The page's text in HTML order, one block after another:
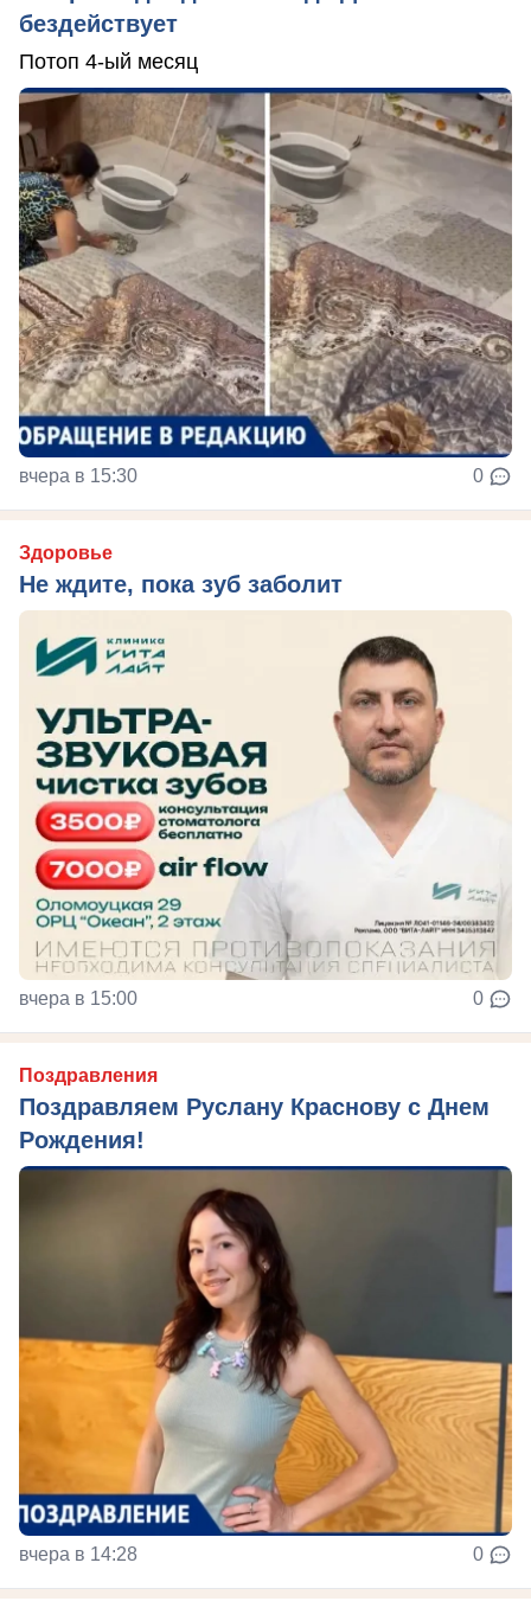
бездействует
Потоп 4-ый месяц
вчера в 15:30 0
Здоровье
Не ждите, пока зуб заболит
вчера в 15:00 0
Поздравления
Поздравляем Руслану Краснову с Днем
Рождения!
вчера в 14:28 0